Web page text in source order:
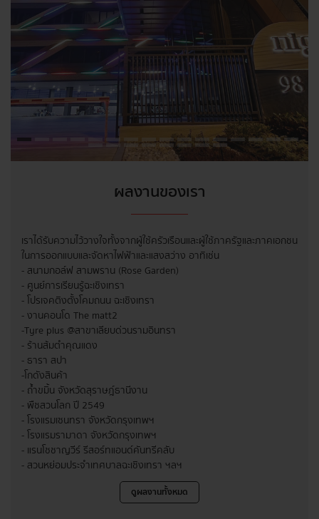
ผลงานของเรา
เราได้รับความไว้วางใจทั้งจากผู้ใช้ครัวเรือน และผู้ใช้ภาครัฐและภาคเอกชน
ในการออกแบบและจัดหาไฟฟ้าและแสงสว่าง อาทิเช่น
- สนามกอล์ฟ สามพราน (Rose Garden)
- ศูนย์การเรียนรู้ฉะเชิงเทรา
- โปรเจคติงตั้งโคมถนน ฉะเชิงเทรา
- งานคอนโด The matt2
- Tyre plus @สาขาเลียบด่วนรามอินทรา
- ร้านส้มตำคุณแดง
- ธารา สปา
- โกดังสินค้า
- ถ้ำขมิ้น จังหวัดสุราษฎ์ธานีงาน
- พืชสวนโลก ปี 2549
- โรงแรมเซนทรา จังหวัดกรุงเทพฯ
- โรงแรมรามาดา จังหวัดกรุงเทพฯ
- แรนโชชาญวีร์ รีสอร์ทแอนด์คันทรีคลับ
- สวนหย่อมประจำเทศบาลฉะเชิงเทรา ฯลฯ
ดูผลงานทั้งหมด